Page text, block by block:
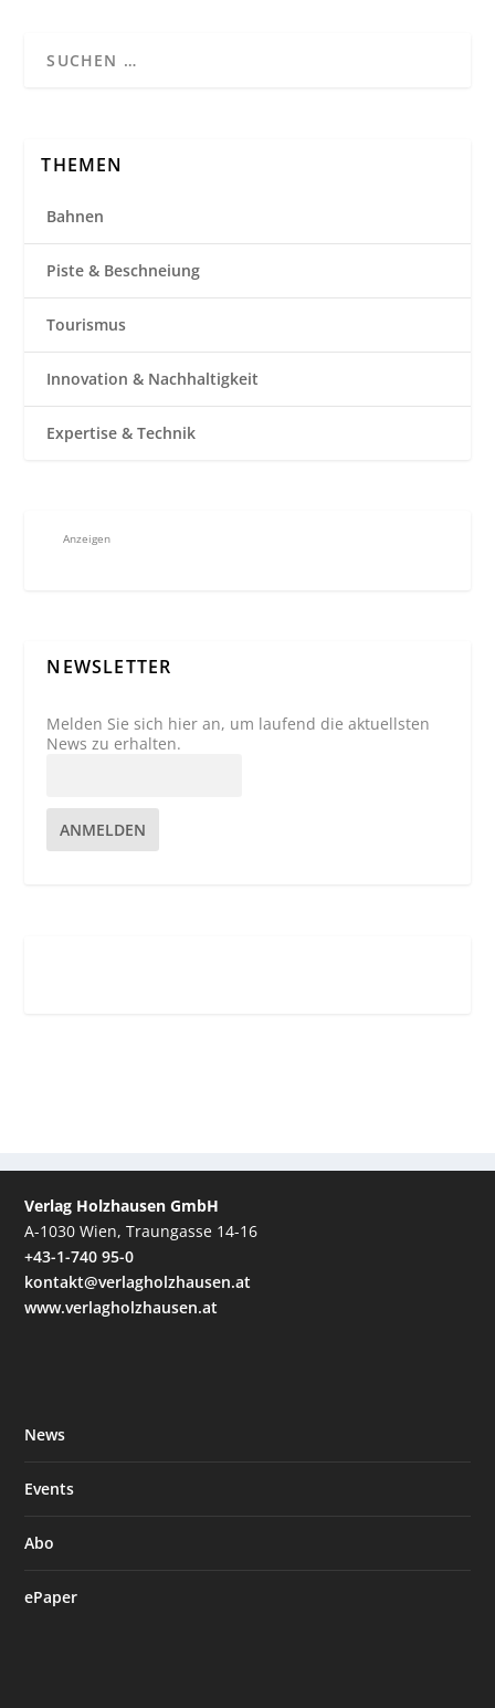
THEMEN
Bahnen
Piste & Beschneiung
Tourismus
Innovation & Nachhaltigkeit
Expertise & Technik
Anzeigen
NEWSLETTER
Melden Sie sich hier an, um laufend die aktuellsten
News zu erhalten.
ANMELDEN
Verlag Holzhausen GmbH
A-1030 Wien, Traungasse 14-16
+43-1-740 95-0
kontakt@verlagholzhausen.at
www.verlagholzhausen.at
News
Events
Abo
ePaper